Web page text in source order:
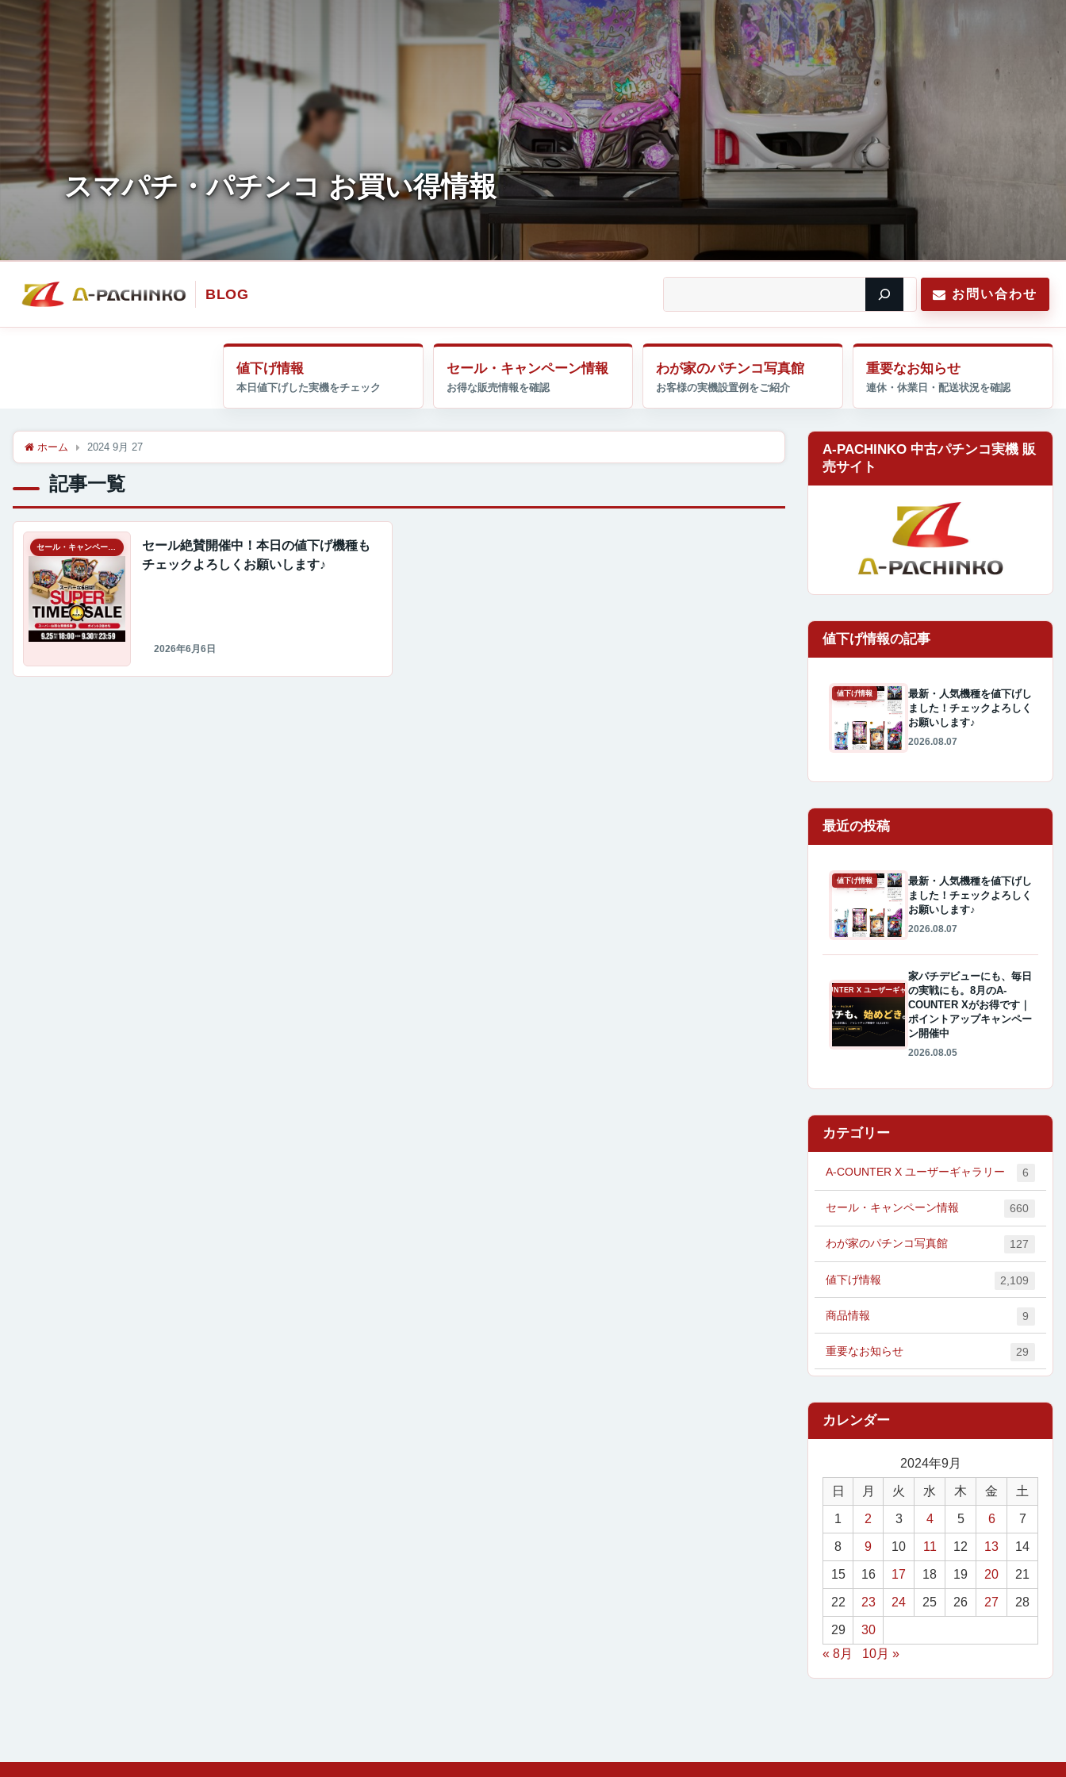
お問い合わせ
値下げ情報 セール・キャンペーン情報 わが家のパチンコ写真館 重要なお知らせ
ホーム 2024 9月 27
記事一覧
セール絶賛開催中！本日の値下げ機種も
チェックよろしくお願いします♪
2026年6月6日
A-PACHINKO 中古パチンコ実機 販
売サイト
値下げ情報
最新・人気機種を値下げし
ました！チェックよろしく
お願いします♪
2026.08.07
最近の投稿
値下げ情報
最新・人気機種を値下げし
ました！チェックよろしく
お願いします♪
2026.08.07
A-COUNTER X ユーザーギャラリー
家パチデビューにも、毎日
の実戦にも。8月のA-
COUNTER Xがお得です｜
ポイントアップキャンペー
ン開催中
2026.08.05
カテゴリー
A-COUNTER X ユーザーギャラリー 6
セール・キャンペーン情報 660
わが家のパチンコ写真館 127
値下げ情報 2,109
商品情報 9
重要なお知らせ 29
2024年9月
日 月 火 水 木 金 土
1 2 3 4 5 6 7
8 9 10 11 12 13 14
15 16 17 18 19 20 21
22 23 24 25 26 27 28
29
30
« 8月
10月 »